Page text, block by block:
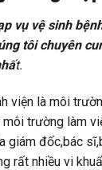
vụ vệ sinh
tôi chuyên
t.
viện là môi
trường làm
giám đốc,bác
rất nhiều vi